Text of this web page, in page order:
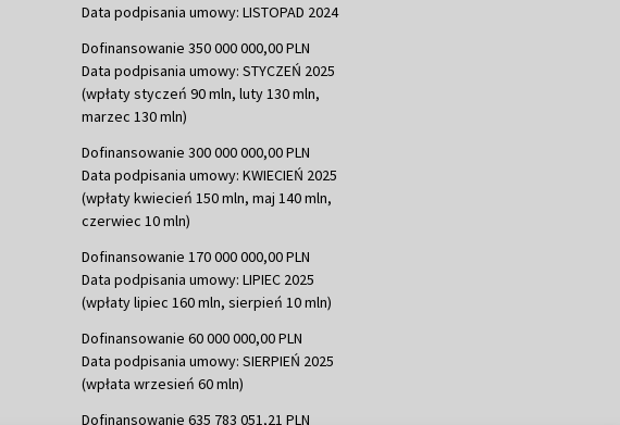
Data podpisania umowy: LISTOPAD 2024
Dofinansowanie 350 000 000,00 PLN
Data podpisania umowy: STYCZEŃ 2025
(wpłaty styczeń 90 mln, luty 130 mln,
marzec 130 mln)
Dofinansowanie 300 000 000,00 PLN
Data podpisania umowy: KWIECIEŃ 2025
(wpłaty kwiecień 150 mln, maj 140 mln,
czerwiec 10 mln)
Dofinansowanie 170 000 000,00 PLN
Data podpisania umowy: LIPIEC 2025
(wpłaty lipiec 160 mln, sierpień 10 mln)
Dofinansowanie 60 000 000,00 PLN
Data podpisania umowy: SIERPIEŃ 2025
(wpłata wrzesień 60 mln)
Dofinansowanie 635 783 051,21 PLN